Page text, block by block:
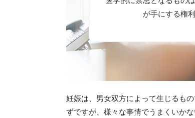
が手にする権
妊娠は、男女双方によって生じるも
ずですが、様々な事情でうまくいか